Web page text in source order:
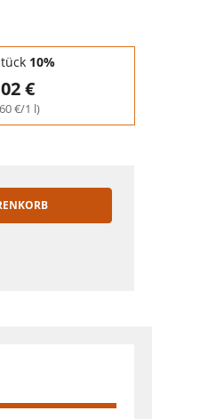
10%
€
€/1 l)